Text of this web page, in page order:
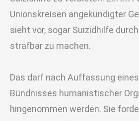
Unionskreisen angekündigter
sieht vor, sogar Suizidhilfe
strafbar zu machen.
Das darf nach Auffassung
Bündnisses humanistischer
hingenommen werden. Sie